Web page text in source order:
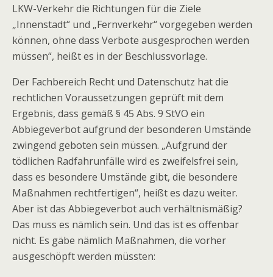
LKW-Verkehr die Richtungen für die Ziele
„Innenstadt“ und „Fernverkehr“ vorgegeben werden
können, ohne dass Verbote ausgesprochen werden
müssen“, heißt es in der Beschlussvorlage.
Der Fachbereich Recht und Datenschutz hat die
rechtlichen Voraussetzungen geprüft mit dem
Ergebnis, dass gemäß § 45 Abs. 9 StVO ein
Abbiegeverbot aufgrund der besonderen Umstände
zwingend geboten sein müssen. „Aufgrund der
tödlichen Radfahrunfälle wird es zweifelsfrei sein,
dass es besondere Umstände gibt, die besondere
Maßnahmen rechtfertigen“, heißt es dazu weiter.
Aber ist das Abbiegeverbot auch verhältnismäßig?
Das muss es nämlich sein. Und das ist es offenbar
nicht. Es gäbe nämlich Maßnahmen, die vorher
ausgeschöpft werden müssten: